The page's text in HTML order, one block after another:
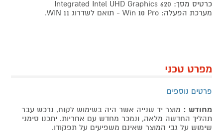
כרטיס מסך: Integrated Intel UHD Graphics 620
מערכת הפעלה: Win 10 Pro - תואם לשדרוג WIN 11.
מפרט טכני
פרטים נוספים
מחודש : מוצר יד שנייה אשר היה בשימוש לקוח, נרכש עבר
תהליך החדשה מלאה, ונמכר מחדש עם אחריות. יתכנו סימני
שימוש על גבי המוצר שאינם משפיעים על תפקודו.